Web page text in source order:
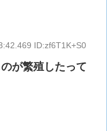
ID:zf6T1K+S0
が繁殖したって